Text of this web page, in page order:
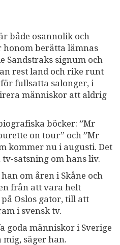
både osannolik och
honom berätta lämnas
Sandstraks signum och
rest land och rike runt
fullsatta salonger, i
människor att aldrig
böcker: ”Mr
on tour” och ”Mr
kommer nu i augusti. Det
satsning om hans liv.
om åren i Skåne och
från att vara helt
Oslos gator, till att
i svensk tv.
goda människor i Sverige
mig, säger han.